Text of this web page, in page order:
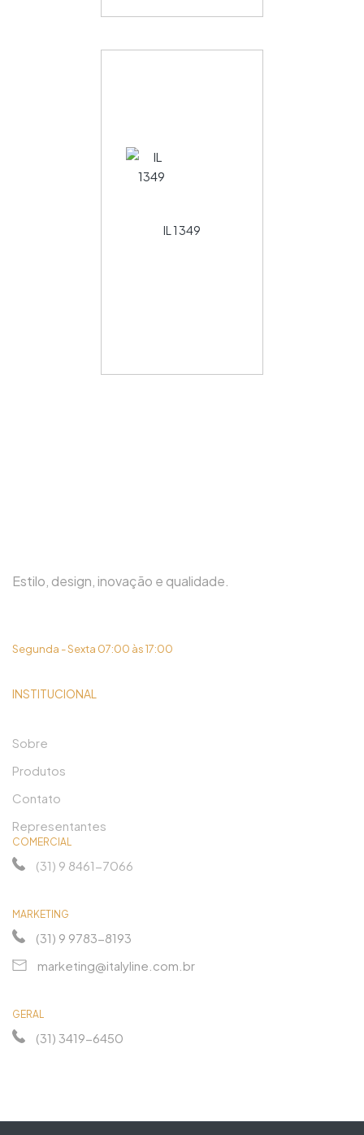
IL 1349
Estilo, design, inovação e qualidade.
Segunda - Sexta 07:00 às 17:00
INSTITUCIONAL
Sobre
Produtos
Contato
Representantes
COMERCIAL
(31) 9 8461-7066
MARKETING
(31) 9 9783-8193
marketing@italyline.com.br
GERAL
(31) 3419-6450